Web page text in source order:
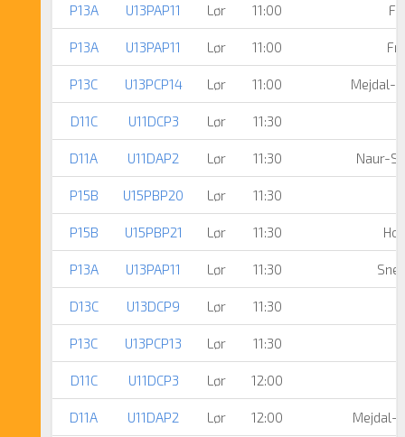
P13A U13PAP11 Lør 11:00
P13A U13PAP11 Lør 11:00
P13C U13PCP14 Lør 11:00 Mejdal-
D11C U11DCP3 Lør 11:30
D11A U11DAP2 Lør 11:30 Naur-
P15B U15PBP20 Lør 11:30
P15B U15PBP21 Lør 11:30
P13A U13PAP11 Lør 11:30
D13C U13DCP9 Lør 11:30
P13C U13PCP13 Lør 11:30
D11C U11DCP3 Lør 12:00
D11A U11DAP2 Lør 12:00 Mejdal-